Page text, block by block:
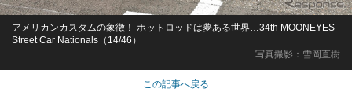
写真撮影：雪岡直樹
アメリカンカスタムの象徴！ ホットロッドは夢ある世界…34th MOONEYES
Street Car Nationals（14/46）
この記事へ戻る